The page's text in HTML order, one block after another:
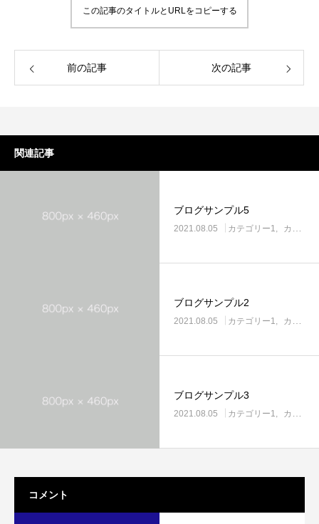
この記事のタイトルとURLをコピーする
前の記事 次の記事
関連記事
ブログサンプル5
2021.08.05 カテゴリー1 カテゴリー2
ブログサンプル2
2021.08.05 カテゴリー1 カテゴリー2
ブログサンプル3
2021.08.05 カテゴリー1 カテゴリー2
コメント